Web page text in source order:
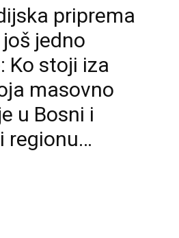
priprema
jedno
Ko stoji iza
masovno
u Bosni i
regionu…